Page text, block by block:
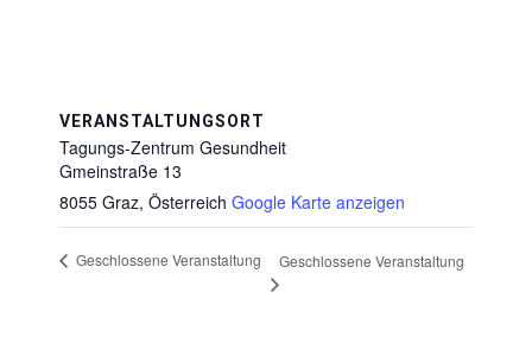
VERANSTALTUNGSORT
Tagungs-Zentrum Gesundheit
Gmeinstraße 13
8055 Graz, Österreich Google Karte anzeigen
Geschlossene Veranstaltung Geschlossene Veranstaltung